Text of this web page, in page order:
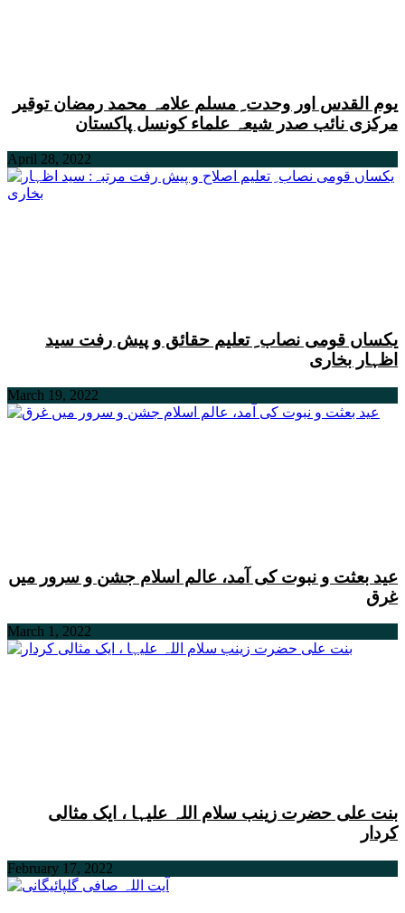
یوم القدس اور وحدت ِ مسلم علامہ محمد رمضان توقیر
مرکزی نائب صدر شیعہ علماء کونسل پاکستان
April 28, 2022
یکساں قومی نصاب ِ تعلیم حقائق و پیش رفت سید
اظہار بخاری
March 19, 2022
عید بعثت و نبوت کی آمد، عالم اسلام جشن و سرور میں
غرق
March 1, 2022
بنت علی حضرت زینب سلام اللہ علیہا ، ایک مثالی
کردار
February 17, 2022